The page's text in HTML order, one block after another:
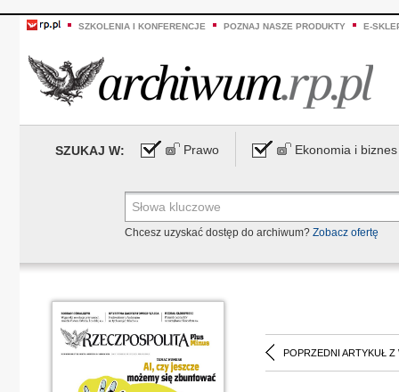
SZKOLENIA I KONFERENCJE POZNAJ NASZE PRODUKTY E-
SZUKAJ W: Prawo Ekonomia i biznes
Chcesz uzyskać dostęp do archiwum? Zobacz ofertę
POPRZEDNI ARTYKUŁ Z